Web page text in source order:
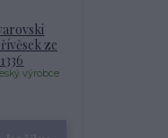
ze
výrobce